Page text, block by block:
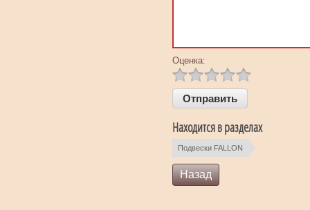
Оценка:
Находится в разделах
Подвески FALLON
Назад